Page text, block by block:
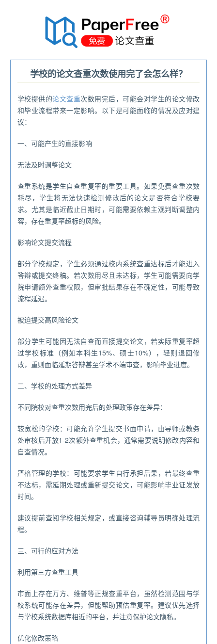
学校的论文查重次数使用完了会怎么样？
学校提供的论文查重次数用完后，可能会对学生的论文修改
和毕业流程带来一定影响。以下是可能面临的情况及应对建
议：
一、可能产生的直接影响
无法及时调整论文
查重系统是学生自查重复率的重要工具。如果免费查重次数
耗尽，学生将无法快速检测修改后的论文是否符合学校要
求。尤其是临近截止日期时，可能需要依赖主观判断调整内
容，存在重复率超标的风险。
影响论文提交流程
部分学校规定，学生必须通过校内系统查重达标后才能进入
答辩或提交终稿。若次数用尽且未达标，学生可能需要向学
院申请额外查重权限，但审批结果存在不确定性，可能导致
流程延迟。
被迫提交高风险论文
部分学生可能因无法自查而直接提交论文，若实际重复率超
过学校标准（例如本科生15%、硕士10%），轻则退回修
改，重则面临延期答辩甚至学术不端审查，影响毕业进度。
二、学校的处理方式差异
不同院校对查重次数用完后的处理政策存在差异：
较宽松的学校：可能允许学生提交书面申请，由导师或教务
处审核后开放1-2次额外查重机会，通常需要说明修改内容和
自查情况。
严格管理的学校：可能要求学生自行承担后果，若最终查重
不达标，需延期处理或重新提交论文，可能影响毕业证发放
时间。
建议提前查阅学校相关规定，或直接咨询辅导员明确处理流
程。
三、可行的应对方法
利用第三方查重工具
市面上存在万方、维普等正规查重平台，虽然检测范围与学
校系统可能存在差异，但能帮助预估重复率。建议优先选择
与学校系统数据库相近的平台，并注意保护论文隐私。
优化修改策略